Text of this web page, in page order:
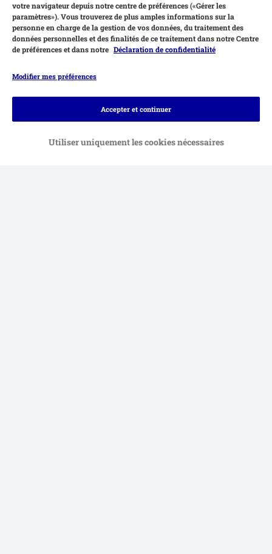
votre navigateur depuis notre centre de préférences («Gérer les
paramètres»). Vous trouverez de plus amples informations sur la
personne en charge de la gestion de vos données, du traitement des
données personnelles et des finalités de ce traitement dans notre Centre
de préférences et dans notre Déclaration de confidentialité
Modifier mes préférences
Utiliser uniquement les cookies nécessaires
Accepter et continuer